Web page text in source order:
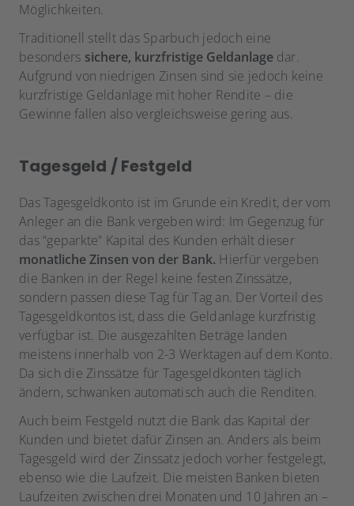
Möglichkeiten.
Traditionell stellt das Sparbuch jedoch eine
besonders sichere, kurzfristige Geldanlagedar.
Aufgrund von niedrigen Zinsen sind sie jedoch keine
kurzfristige Geldanlage mit hoher Rendite – die
Gewinne fallen also vergleichsweise gering aus.
Tagesgeld / Festgeld
Das Tagesgeldkonto ist im Grunde ein Kredit, der vom
Anleger an die Bank vergeben wird: Im Gegenzug für
das “geparkte” Kapital des Kunden erhält dieser
monatliche Zinsen von der Bank. Hierfür vergeben
die Banken in der Regel keine festen Zinssätze,
sondern passen diese Tag für Tag an. Der Vorteil des
Tagesgeldkontos ist, dass die Geldanlage kurzfristig
verfügbar ist. Die ausgezahlten Beträge landen
meistens innerhalb von 2-3 Werktagen auf dem Konto.
Da sich die Zinssätze für Tagesgeldkonten täglich
ändern, schwanken automatisch auch die Renditen.
Auch beim Festgeld nutzt die Bank das Kapital der
Kunden und bietet dafür Zinsen an. Anders als beim
Tagesgeld wird der Zinssatz jedoch vorher festgelegt,
ebenso wie die Laufzeit. Die meisten Banken bieten
Laufzeiten zwischen drei Monaten und 10 Jahren an –